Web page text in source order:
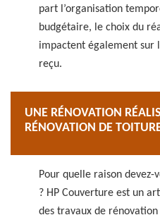
part l’organisation
budgétaire, le choix du
impactent également sur
reçu.
UNE RÉNOVATION
RÉNOVATION DE
Pour quelle raison
? HP Couverture est un
des travaux de